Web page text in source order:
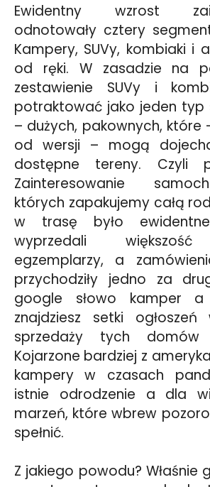
Ewidentny wzrost
odnotowały cztery
Kampery, SUVy, kombiaki i
od ręki. W zasadzie na
zestawienie SUVy i
potraktować jako jeden typ
– dużych, pakownych, które
od wersji – mogą
dostępne tereny. Czyli
Zainteresowanie
których zapakujemy całą
w trasę było
wyprzedali
egzemplarzy, a
przychodziły jedno za
google słowo kamper
znajdziesz setki
sprzedaży tych domów
Kojarzone bardziej z
kampery w czasach
istnie odrodzenie a dla
marzeń, które wbrew
spełnić.
Z jakiego powodu? Właśnie